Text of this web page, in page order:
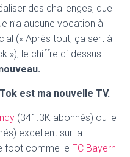
des challenges, que
n’a aucune vocation à
(« Après tout, ça sert à
»), le chiffre ci-dessus
est ma nouvelle TV.
(341.3K abonnés) ou le
excellent sur la
foot comme le FC Bayern